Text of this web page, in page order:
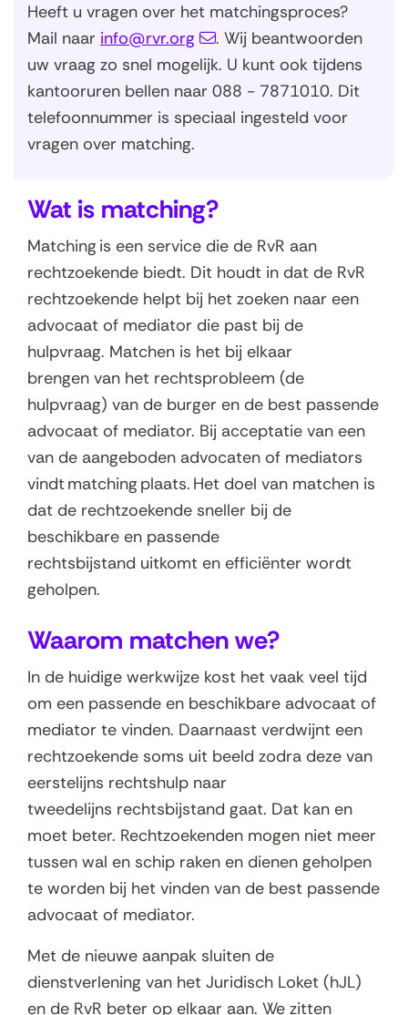
Heeft u vragen over het matchingsproces?
Mail naar info@rvr.org
. Wij beantwoorden
uw vraag zo snel mogelijk. U kunt ook tijdens
kantooruren bellen naar 088 - 7871010. Dit
telefoonnummer is speciaal ingesteld voor
vragen over matching.
Wat is matching?
Matching is een service die de RvR aan
rechtzoekende biedt. Dit houdt in dat de RvR
rechtzoekende helpt bij het zoeken naar een
advocaat of mediator die past bij de
hulpvraag. Matchen is het bij elkaar
brengen van het rechtsprobleem (de
hulpvraag) van de burger en de best passende
advocaat of mediator. Bij acceptatie van een
van de aangeboden advocaten of mediators
vindt matching plaats. Het doel van matchen is
dat de rechtzoekende sneller bij de
beschikbare en passende
rechtsbijstand uitkomt en efficiënter wordt
geholpen.
Waarom matchen we?
In de huidige werkwijze kost het vaak veel tijd
om een passende en beschikbare advocaat of
mediator te vinden. Daarnaast verdwijnt een
rechtzoekende soms uit beeld zodra deze van
eerstelijns rechtshulp naar
tweedelijns rechtsbijstand gaat. Dat kan en
moet beter. Rechtzoekenden mogen niet meer
tussen wal en schip raken en dienen geholpen
te worden bij het vinden van de best passende
advocaat of mediator.
Met de nieuwe aanpak sluiten de
dienstverlening van het Juridisch Loket (hJL)
en de RvR beter op elkaar aan. We zitten